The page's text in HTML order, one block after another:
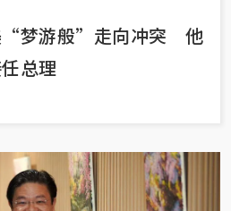
“梦游般”走向冲突 他
总理